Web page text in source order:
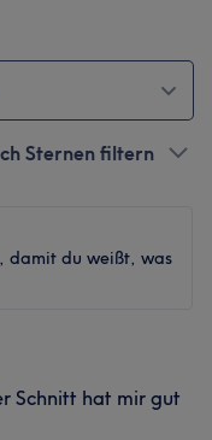
Sternen filtern
damit du weißt, was
Schnitt hat mir gut